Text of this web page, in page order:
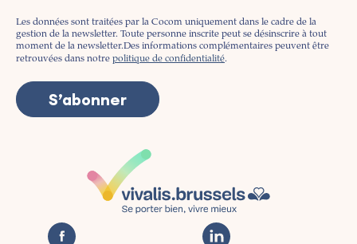
Les données sont traitées par la Cocom uniquement dans le cadre de la
gestion de la newsletter. Toute personne inscrite peut se désinscrire à tout
moment de la newsletter.Des informations complémentaires peuvent être
retrouvées dans notre politique de confidentialité.